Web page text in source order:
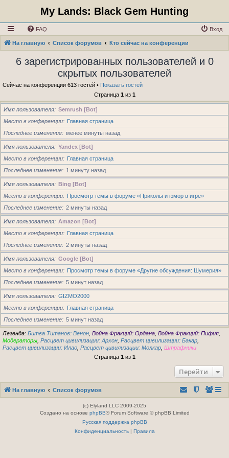
My Lands: Black Gem Hunting
FAQ Вход
На главную Список форумов Кто сейчас на конференции
6 зарегистрированных пользователей и 0
скрытых пользователей
Сейчас на конференции 613 гостей • Показать гостей
Страница 1из 1
Имя пользователя
Semrush [Bot]
Место в конференции
Главная страница
Последнее изменение
менее минуты назад
Имя пользователя
Yandex [Bot]
Место в конференции
Главная страница
Последнее изменение
1 минуту назад
Имя пользователя
Bing [Bot]
Место в конференции
Просмотр темы в форуме «Приколы и юмор в игре»
Последнее изменение
2 минуты назад
Имя пользователя
Amazon [Bot]
Место в конференции
Главная страница
Последнее изменение
2 минуты назад
Имя пользователя
Google [Bot]
Место в конференции
Просмотр темы в форуме «Другие обсуждения: Шумерия»
Последнее изменение
5 минут назад
Имя пользователя
GIZMO2000
Место в конференции
Главная страница
Последнее изменение
5 минут назад
Легенда: Битва Титанов: Венон Война Фракций: Ордана Война Фракций: Пифия
Модераторы Расцвет цивилизации: Архон Расцвет цивилизации: Бакар
Расцвет цивилизации: Илао Расцвет цивилизации: Молкар Штрафники
Страница 1из 1
Перейти
На главную Список форумов
(c) Elyland LLC 2009-2025
Создано на основе phpBB® Forum Software © phpBB Limited
Русская поддержка phpBB
Конфиденциальность| Правила